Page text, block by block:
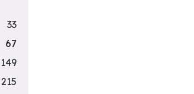
33
67
149
215